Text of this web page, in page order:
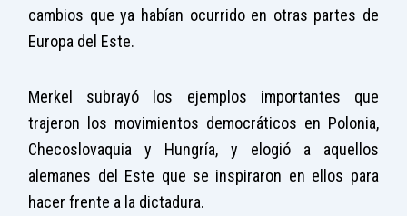
cambios que ya habían ocurrido en otras partes de
Europa del Este.
Merkel subrayó los ejemplos importantes que
trajeron los movimientos democráticos en Polonia,
Checoslovaquia y Hungría, y elogió a aquellos
alemanes del Este que se inspiraron en ellos para
hacer frente a la dictadura.